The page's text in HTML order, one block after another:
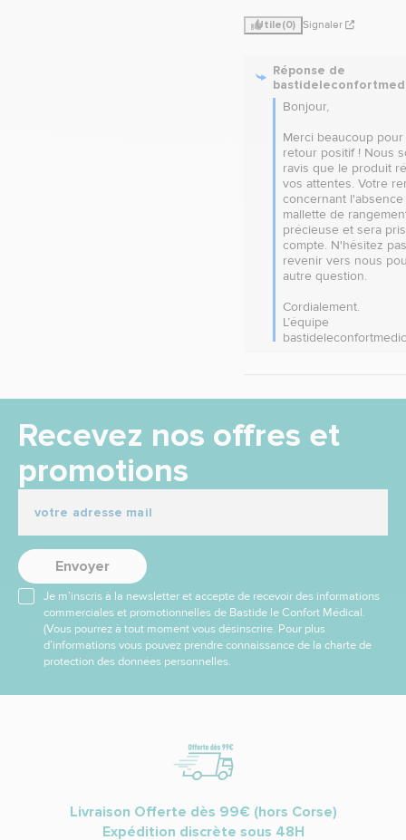
Utile(0) Signaler
Réponse de
Bonjour,
Merci beaucoup
retour positif ! Nous
ravis que le produit
vos attentes. Votre
concernant
mallette de
précieuse et sera
compte. N'hésitez
revenir vers nous
autre question.
Cordialement.
L’équipe
Recevez nos offres et
promotions
Envoyer
Je m’inscris à la newsletter et accepte de recevoir des informations
commerciales et promotionnelles de Bastide le Confort Médical.
(Vous pourrez à tout moment vous désinscrire. Pour plus
d’informations vous pouvez prendre connaissance de la charte de
protection des données personnelles.
Livraison Offerte dès 99€ (hors Corse)
Expédition discrète sous 48H